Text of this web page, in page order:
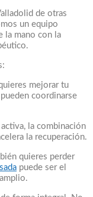
de otras
un equipo
la mano con la
mejorar tu
coordinarse
la combinación
la recuperación.
quieres perder
puede ser el